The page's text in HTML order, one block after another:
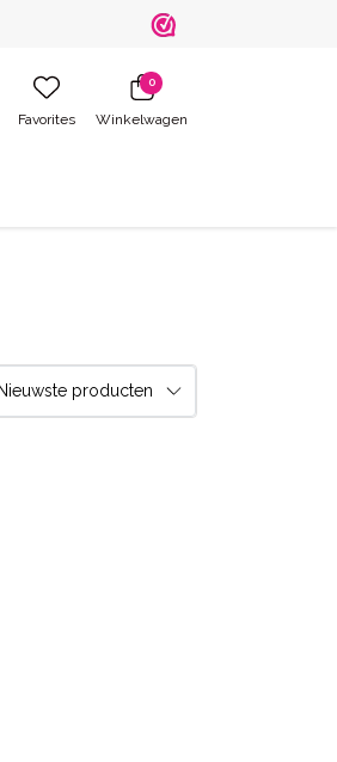
Favorites
0
Winkelwagen